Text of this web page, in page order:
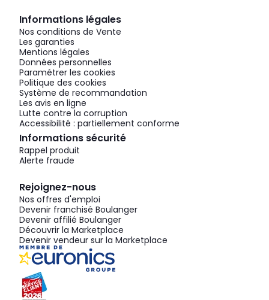
Informations légales
Nos conditions de Vente
Les garanties
Mentions légales
Données personnelles
Paramétrer les cookies
Politique des cookies
Système de recommandation
Les avis en ligne
Lutte contre la corruption
Accessibilité : partiellement conforme
Informations sécurité
Rappel produit
Alerte fraude
Rejoignez-nous
Nos offres d'emploi
Devenir franchisé Boulanger
Devenir affilié Boulanger
Découvrir la Marketplace
Devenir vendeur sur la Marketplace